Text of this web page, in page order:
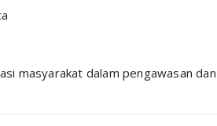
masyarakat dalam pengawasan dan